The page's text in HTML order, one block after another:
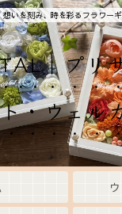
想いを刻み、時を彩るフラワー
｜プリ
・ウェル